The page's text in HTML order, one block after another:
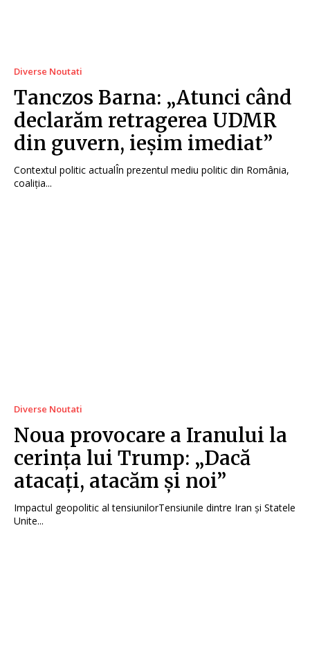
Diverse Noutati
Tanczos Barna: „Atunci când
declarăm retragerea UDMR
din guvern, ieșim imediat”
Contextul politic actualÎn prezentul mediu politic din România,
coaliția...
Diverse Noutati
Noua provocare a Iranului la
cerința lui Trump: „Dacă
atacați, atacăm și noi”
Impactul geopolitic al tensiunilorTensiunile dintre Iran și Statele
Unite...